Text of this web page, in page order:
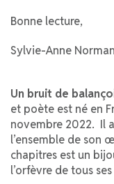
Bonne lecture,
Sylvie-Anne
Un bruit de
et poète est né en
novembre 2022. Il
l’ensemble de son
chapitres est un
l’orfèvre de tous